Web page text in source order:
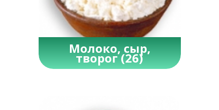
Молоко, сыр,
творог(26)